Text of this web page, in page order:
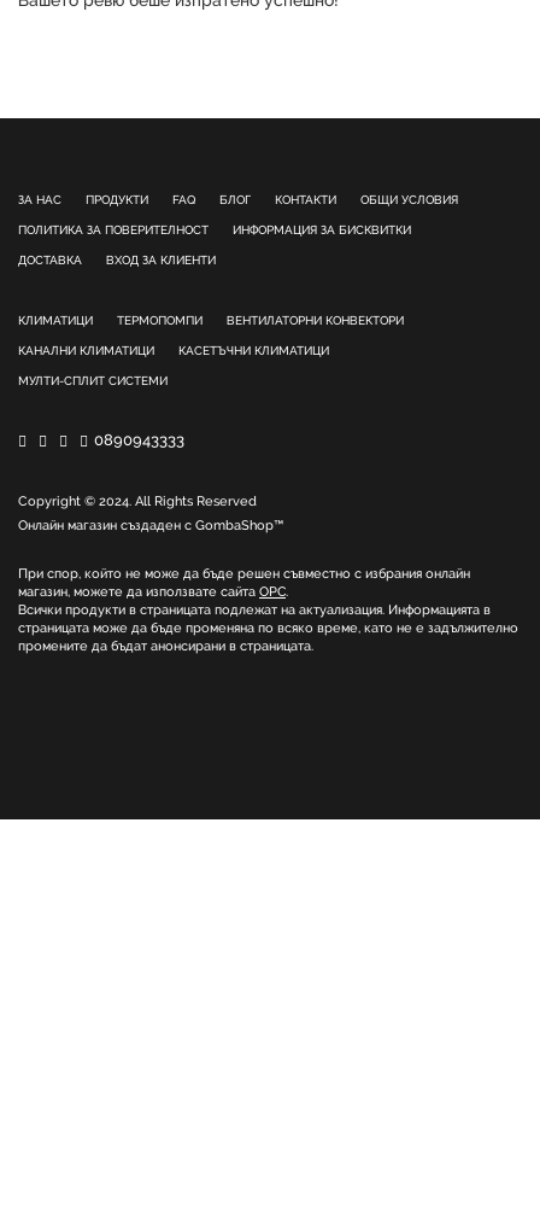
ЗА НАС ПРОДУКТИ FAQ БЛОГ КОНТАКТИ ОБЩИ УСЛОВИЯ
ПОЛИТИКА ЗА ПОВЕРИТЕЛНОСТ ИНФОРМАЦИЯ ЗА БИСКВИТКИ
ДОСТАВКА ВХОД ЗА КЛИЕНТИ
КЛИМАТИЦИ ТЕРМОПОМПИ ВЕНТИЛАТОРНИ КОНВЕКТОРИ
КАНАЛНИ КЛИМАТИЦИ КАСЕТЪЧНИ КЛИМАТИЦИ
МУЛТИ-СПЛИТ СИСТЕМИ
0890943333
Copyright © 2024. All Rights Reserved
Онлайн магазин създаден с GombaShop™
При спор, който не може да бъде решен съвместно с избрания онлайн
магазин, можете да използвате сайта ОРС.
Всички продукти в страницата подлежат на актуализация. Информацията в
страницата може да бъде променяна по всяко време, като не е задължително
промените да бъдат анонсирани в страницата.